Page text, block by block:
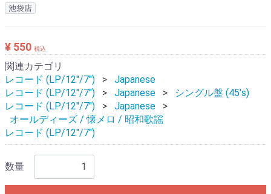
池袋店
¥ 550 税込
関連カテゴリ
レコード (LP/12"/7")
Japanese
レコード (LP/12"/7")
Japanese
シングル盤 (45's)
レコード (LP/12"/7")
Japanese
オールディーズ / 懐メロ / 昭和歌謡
レコード (LP/12"/7")
数量